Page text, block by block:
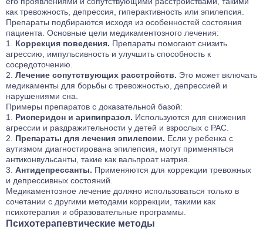
как тревожность, депрессия, гиперактивность или эпилепсия.
Препараты подбираются исходя из особенностей состояния
пациента. Основные цели медикаментозного лечения:
Коррекция поведения. Препараты помогают снизить
агрессию, импульсивность и улучшить способность к
сосредоточению.
Лечение сопутствующих расстройств. Это может включать
медикаменты для борьбы с тревожностью, депрессией и
нарушениями сна.
Примеры препаратов с доказательной базой:
Рисперидон и арипипразол. Используются для снижения
агрессии и раздражительности у детей и взрослых с РАС.
Препараты для лечения эпилепсии. Если у ребенка с
аутизмом диагностирована эпилепсия, могут применяться
антиконвульсанты, такие как вальпроат натрия.
Антидепрессанты. Применяются для коррекции тревожных
и депрессивных состояний.
Медикаментозное лечение должно использоваться только в
сочетании с другими методами коррекции, такими как
психотерапия и образовательные программы.
Психотерапевтические методы